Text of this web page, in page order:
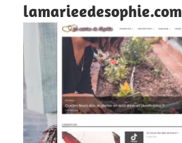
lamarieedesophie.com